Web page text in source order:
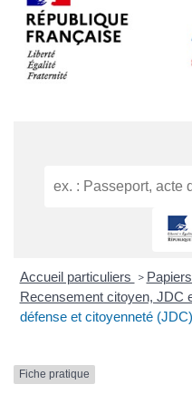
Accueil particuliers >
Recensement citoyen, JDC
défense et citoyenneté (JDC)
Fiche pratique